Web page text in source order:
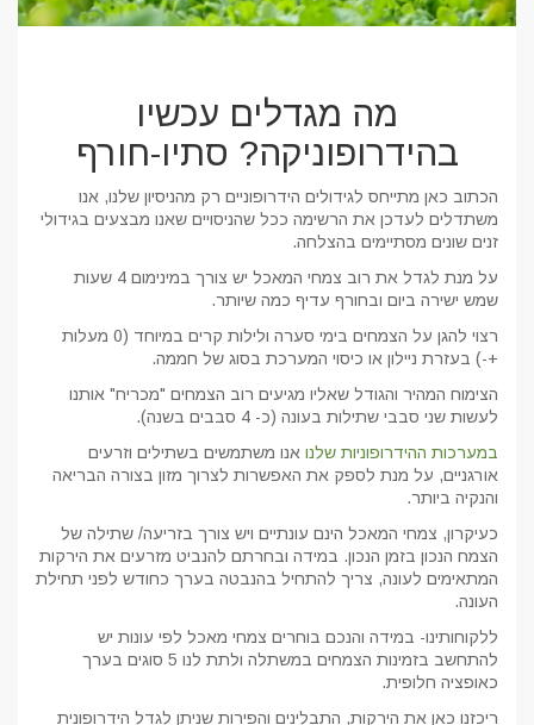
מה מגדלים עכשיו
בהידרופוניקה? סתיו-חורף
הכתוב כאן מתייחס לגידולים הידרופוניים רק מהניסיון שלנו, אנו
משתדלים לעדכן את הרשימה ככל שהניסויים שאנו מבצעים בגידולי
זנים שונים מסתיימים בהצלחה.
על מנת לגדל את רוב צמחי המאכל יש צורך במינימום 4 שעות
שמש ישירה ביום ובחורף עדיף כמה שיותר.
רצוי להגן על הצמחים בימי סערה ולילות קרים במיוחד (0 מעלות
+-) בעזרת ניילון או כיסוי המערכת בסוג של חממה.
הצימוח המהיר והגודל שאליו מגיעים רוב הצמחים "מכריח" אותנו
לעשות שני סבבי שתילות בעונה (כ- 4 סבבים בשנה).
במערכות ההידרופוניות שלנו אנו משתמשים בשתילים וזרעים
אורגניים, על מנת לספק את האפשרות לצרוך מזון בצורה הבריאה
והנקיה ביותר.
כעיקרון, צמחי המאכל הינם עונתיים ויש צורך בזריעה/ שתילה של
הצמח הנכון בזמן הנכון. במידה ובחרתם להנביט מזרעים את הירקות
המתאימים לעונה, צריך להתחיל בהנבטה בערך כחודש לפני תחילת
העונה.
ללקוחותינו- במידה והנכם בוחרים צמחי מאכל לפי עונות יש
להתחשב בזמינות הצמחים במשתלה ולתת לנו 5 סוגים בערך
כאופציה חלופית.
ריכזנו כאן את הירקות, התבלינים והפירות שניתן לגדל הידרופונית